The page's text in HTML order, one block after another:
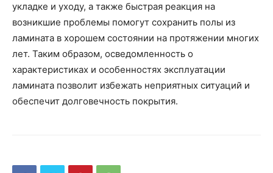
укладке и уходу, а также быстрая реакция на
возникшие проблемы помогут сохранить полы из
ламината в хорошем состоянии на протяжении многих
лет. Таким образом, осведомленность о
характеристиках и особенностях эксплуатации
ламината позволит избежать неприятных ситуаций и
обеспечит долговечность покрытия.